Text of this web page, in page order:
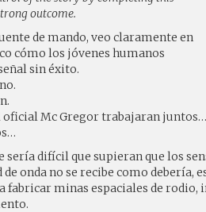
outcome.
de mando, veo claramente en
cómo los jóvenes humanos
sin éxito.
oficial Mc Gregor trabajaran juntos…
sería difícil que supieran que los
onda no se recibe como debería,
fabricar minas espaciales de rodio,